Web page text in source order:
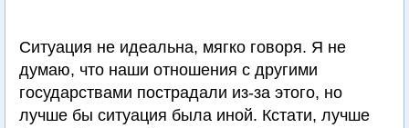
Ситуация не идеальна, мягко говоря. Я не
думаю, что наши отношения с другими
государствами пострадали из-за этого, но
лучше бы ситуация была иной. Кстати, лучше